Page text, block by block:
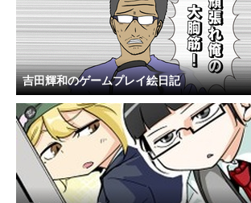
吉田輝和のゲームプレイ絵日記